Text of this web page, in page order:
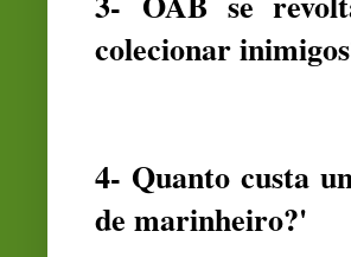
colecionar
4- Quanto custa
de marinheiro?'